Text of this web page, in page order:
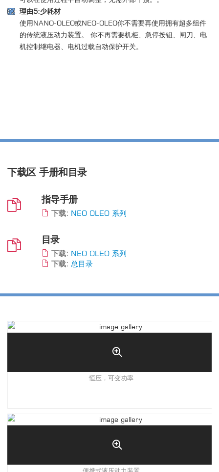
理由5:少耗材
使用NANO-OLEO或NEO-OLEO你不需要再使用拥有超多组件
的传统液压动力装置。 你不再需要机柜、急停按钮、闸刀、电
机控制继电器、电机过载自动保护开关。
下载区手册和目录
指导手册
下载: NEO OLEO 系列
目录
下载: NEO OLEO 系列
下载: 总目录
恒压，可变功率